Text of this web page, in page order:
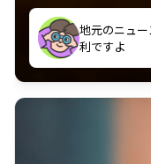
中京テレビの
れるの嬉し
いつも利用